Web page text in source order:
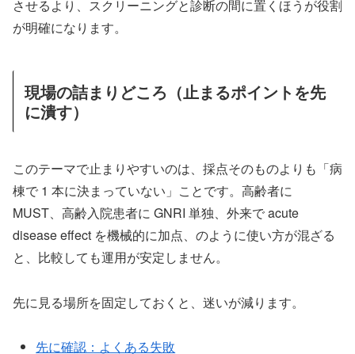
させるより、スクリーニングと診断の間に置くほうが役割
が明確になります。
現場の詰まりどころ（止まるポイントを先
に潰す）
このテーマで止まりやすいのは、採点そのものよりも「病
棟で 1 本に決まっていない」ことです。高齢者に
MUST、高齢入院患者に GNRI 単独、外来で acute
disease effect を機械的に加点、のように使い方が混ざる
と、比較しても運用が安定しません。
先に見る場所を固定しておくと、迷いが減ります。
先に確認：よくある失敗